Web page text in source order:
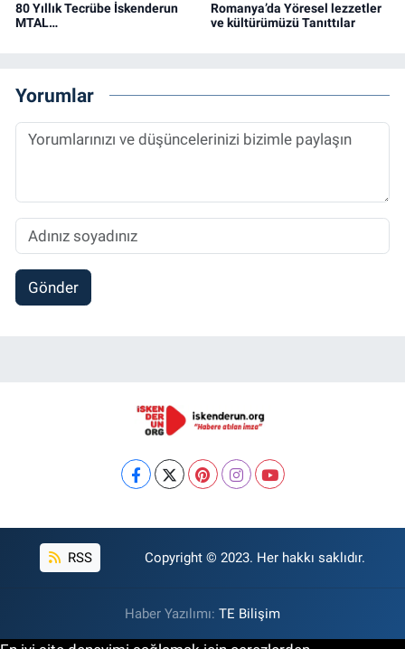
80 Yıllık Tecrübe İskenderun
MTAL…
Romanya’da Yöresel lezzetler
ve kültürümüzü Tanıttılar
Yorumlar
Gönder
RSS Copyright © 2023. Her hakkı saklıdır.
Haber Yazılımı: TE Bilişim